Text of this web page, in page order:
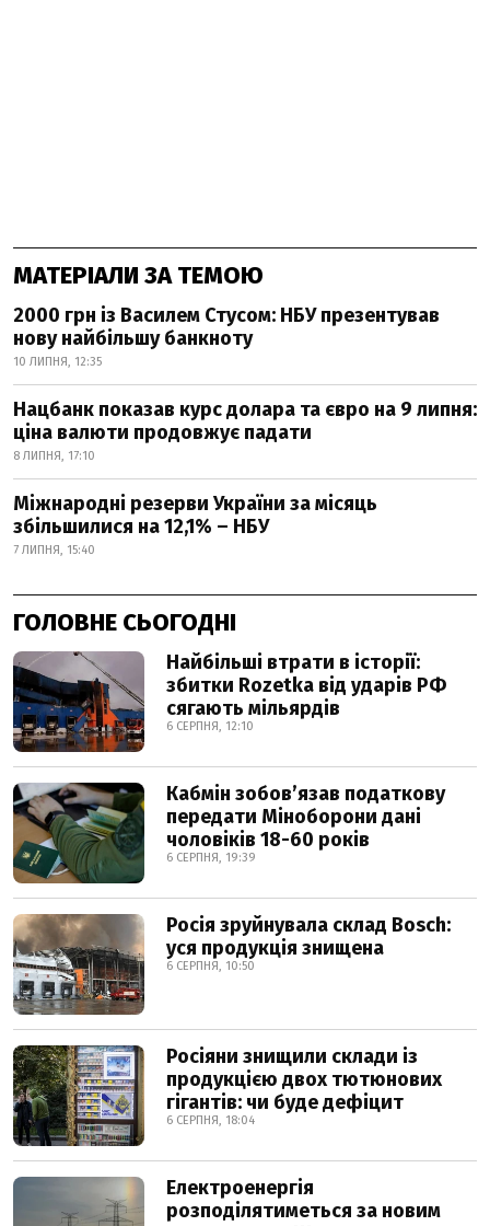
МАТЕРІАЛИ ЗА ТЕМОЮ
2000 грн із Василем Стусом: НБУ презентував
нову найбільшу банкноту
10 ЛИПНЯ, 12:35
Нацбанк показав курс долара та євро на 9 липня:
ціна валюти продовжує падати
8 ЛИПНЯ, 17:10
Міжнародні резерви України за місяць
збільшилися на 12,1% – НБУ
7 ЛИПНЯ, 15:40
ГОЛОВНЕ СЬОГОДНІ
Найбільші втрати в історії:
збитки Rozetka від ударів РФ
сягають мільярдів
6 СЕРПНЯ, 12:10
Кабмін зобовʼязав податкову
передати Міноборони дані
чоловіків 18-60 років
6 СЕРПНЯ, 19:39
Росія зруйнувала склад Bosch:
уся продукція знищена
6 СЕРПНЯ, 10:50
Росіяни знищили склади із
продукцією двох тютюнових
гігантів: чи буде дефіцит
6 СЕРПНЯ, 18:04
Електроенергія
розподілятиметься за новим